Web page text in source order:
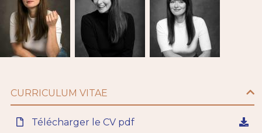
CURRICULUM VITAE
Télécharger le CV pdf